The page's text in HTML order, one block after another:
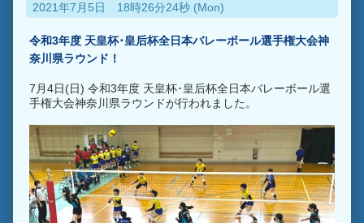
2021年7月5日 18時26分24秒 (Mon)
令和3年度 天皇杯･皇后杯全日本バレーボール選手権大会神
奈川県ラウンド！
7月4日(日) 令和3年度 天皇杯･皇后杯全日本バレーボール選
手権大会神奈川県ラウンドが行われました。